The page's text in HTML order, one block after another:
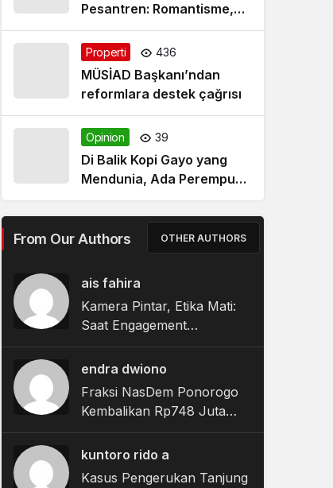
Pesantren: Romantisme,
Realitas dan Harapan Baru
Properti 436
MÜSİAD Başkanı’ndan
reformlara destek çağrısı
Opinion 39
Di Balik Kopi Gayo yang
Mendunia, Ada Perempuan
Terabaikan Nasibnya
From Our Authors OTHER AUTHORS
ais fahira
Kamera Pintar, Etika Mati:
Saat Engagement
Merampas Privasi
endra dwiono
Fraksi NasDem Ponorogo
Kembalikan Rp748 Juta
Terkait Dugaan Korupsi
Tunjangan Perumahan
kuntoro rido a
Kasus Pengerukan Tanjung